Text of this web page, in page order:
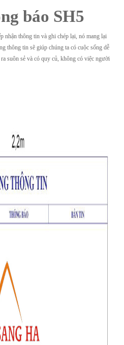
báo SH5
nhận thông tin và ghi chép lại, nó mang lại
thông tin sẽ giúp chúng ta có cuộc sống dễ
suôn sẻ và có quy củ, không có việc người